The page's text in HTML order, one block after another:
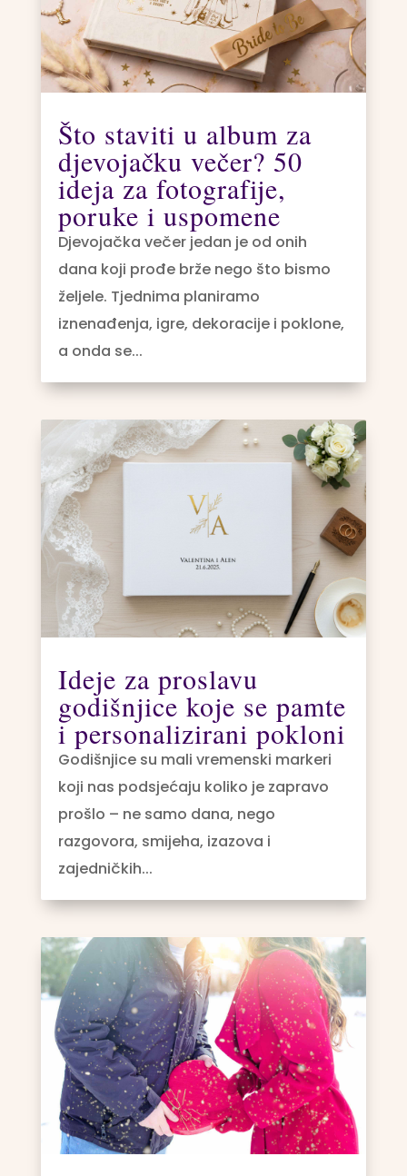
Što staviti u album za
djevojačku večer? 50
ideja za fotografije,
poruke i uspomene
Djevojačka večer jedan je od onih
dana koji prođe brže nego što bismo
željele. Tjednima planiramo
iznenađenja, igre, dekoracije i poklone,
a onda se...
Ideje za proslavu
godišnjice koje se pamte
i personalizirani pokloni
Godišnjice su mali vremenski markeri
koji nas podsjećaju koliko je zapravo
prošlo – ne samo dana, nego
razgovora, smijeha, izazova i
zajedničkih...